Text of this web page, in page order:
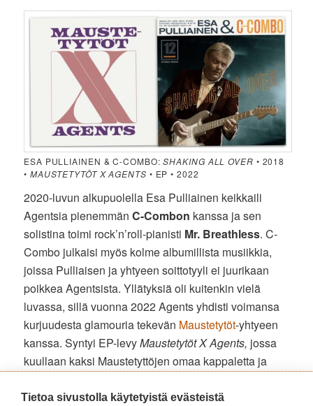
ESA PULLIAINEN & C-COMBO:SHAKING ALL OVER • 2018
• MAUSTETYTÖT X AGENTS • EP • 2022
2020-luvun alkupuolella Esa Pulliainen keikkaili
Agentsia pienemmänC-Combon kanssa ja sen
solistina toimi rock’n’roll-pianisti Mr. Breathless. C-
Combo julkaisi myös kolme albumillista musiikkia,
joissa Pulliaisen ja yhtyeen soittotyyli ei juurikaan
poikkea Agentsista. Yllätyksiä oli kuitenkin vielä
luvassa, sillä vuonna 2022 Agents yhdisti voimansa
kurjuudesta glamouria tekevän Maustetytöt-yhtyeen
kanssa. Syntyi EP-levyMaustetytöt X Agents, jossa
kuullaan kaksi Maustetyttöjen omaa kappaletta ja
Karjalaisenlakonisen melankoliset laulutulkinnat
Tietoa sivustolla käytetyistä evästeistä